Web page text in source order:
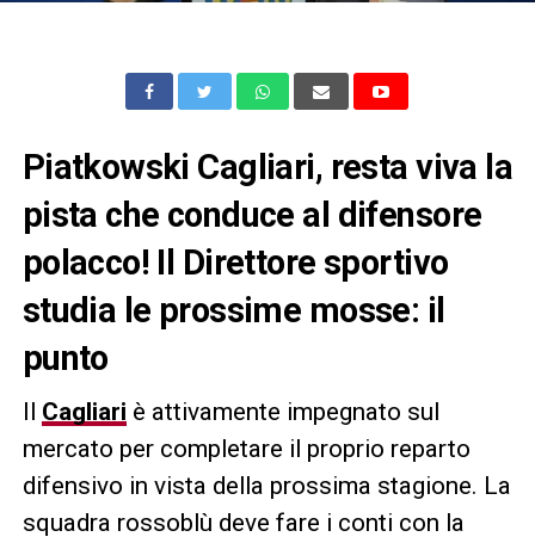
Piatkowski Cagliari, resta viva la
pista che conduce al difensore
polacco! Il Direttore sportivo
studia le prossime mosse: il
punto
Il Cagliari è attivamente impegnato sul
mercato per completare il proprio reparto
difensivo in vista della prossima stagione. La
squadra rossoblù deve fare i conti con la